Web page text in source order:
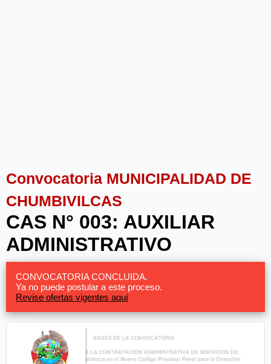
Convocatoria MUNICIPALIDAD DE
CHUMBIVILCAS
CAS N° 003: AUXILIAR
ADMINISTRATIVO
CONVOCATORIA CONCLUIDA.
Ya no puede postular a este proceso.
Revise ofertas vigentes aquí